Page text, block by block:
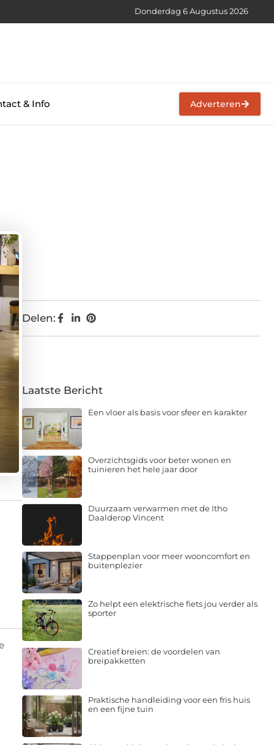
Donderdag 6 Augustus 2026
& Info Adverteren
Delen:
Laatste Bericht
Een vloer als basis voor sfeer en karakter
Overzichtsgids voor beter wonen en
tuinieren het hele jaar door
Duurzaam verwarmen met de Itho
Daalderop Vincent
Stappenplan voor meer wooncomfort en
buitenplezier
Zo helpt een elektrische fiets jou verder als
sporter
Creatief breien: de voordelen van
breipakketten
Praktische handleiding voor een fris huis
en een fijne tuin